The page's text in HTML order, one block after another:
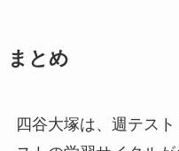
まとめ
四谷大塚は、週テス